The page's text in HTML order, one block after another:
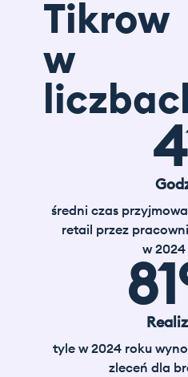
Tikrow
w
średni czas
retail przez
w
81
tyle w 2024 roku
zleceń dla